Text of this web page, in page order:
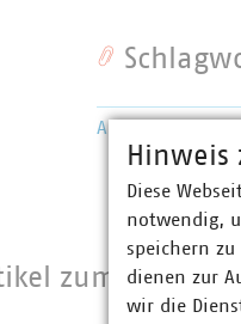
Abfallsammlung
zum Thema
Hinweis
Diese
notwendig,
speichern
dienen zur
wir die